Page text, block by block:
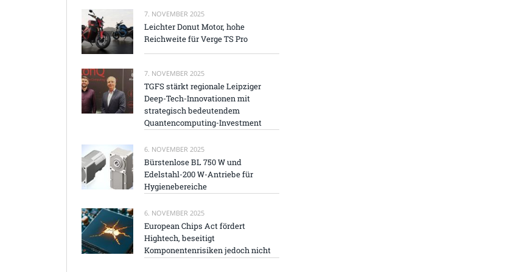
7. NOVEMBER 2025
Leichter Donut Motor, hohe
Reichweite für Verge TS Pro
7. NOVEMBER 2025
TGFS stärkt regionale Leipziger
Deep-Tech-Innovationen mit
strategisch bedeutendem
Quantencomputing-Investment
6. NOVEMBER 2025
Bürstenlose BL 750 W und
Edelstahl-200 W-Antriebe für
Hygienebereiche
6. NOVEMBER 2025
European Chips Act fördert
Hightech, beseitigt
Komponentenrisiken jedoch nicht